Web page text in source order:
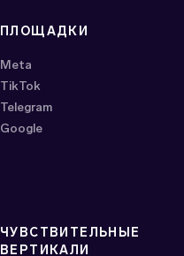
ПЛОЩАДКИ
Meta
ТikTok
Telegram
Google
ЧУВСТВИТЕЛЬНЫЕ
ВЕРТИКАЛИ